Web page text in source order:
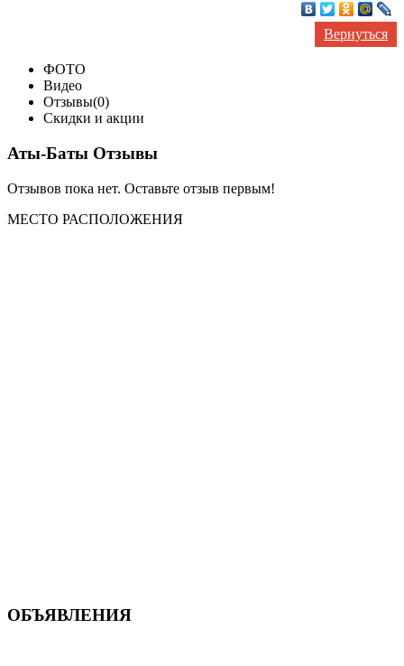
Вернуться
ФОТО
Видео
Отзывы(0)
Скидки и акции
Аты-Баты Отзывы
Отзывов пока нет. Оставьте отзыв первым!
МЕСТО РАСПОЛОЖЕНИЯ
ОБЪЯВЛЕНИЯ